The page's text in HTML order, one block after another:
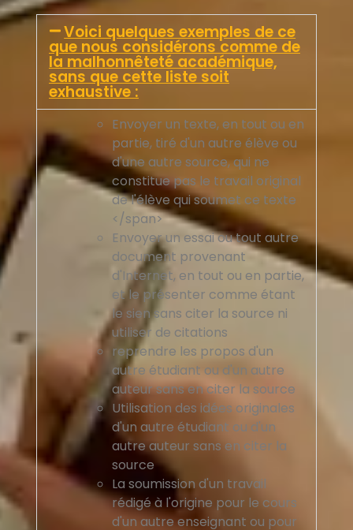
Voici quelques exemples de ce
que nous considérons comme de
la malhonnêteté académique,
sans que cette liste soit
exhaustive :
Envoyer un texte, en tout ou en
partie, tiré d'un autre élève ou
d'une autre source, qui ne
constitue pas le travail original
de l'élève qui soumet ce texte
</span>
Envoyer un essai ou tout autre
document provenant
d'Internet, en tout ou en partie,
et le présenter comme étant
le sien sans citer la source ni
utiliser de citations
reprendre les propos d'un
autre étudiant ou d'un autre
auteur sans en citer la source
Utilisation des idées originales
d'un autre étudiant ou d'un
autre auteur sans en citer la
source
La soumission d'un travail
rédigé à l'origine pour le cours
d'un autre enseignant ou pour